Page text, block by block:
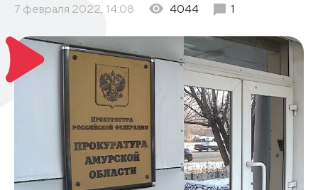
7 февраля 2022, 14:08 4044 1